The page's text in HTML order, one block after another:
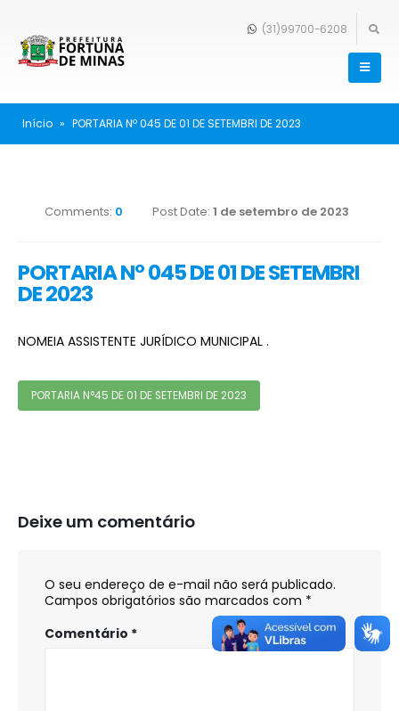
(31)99700-6208
Início » PORTARIA Nº 045 DE 01 DE SETEMBRI DE 2023
Comments: 0 Post Date: 1 de setembro de 2023
PORTARIA Nº 045 DE 01 DE SETEMBRI
DE 2023
NOMEIA ASSISTENTE JURÍDICO MUNICIPAL .
PORTARIA N°45 DE 01 DE SETEMBRI DE 2023
Deixe um comentário
O seu endereço de e-mail não será publicado.
Campos obrigatórios são marcados com *
Comentário *